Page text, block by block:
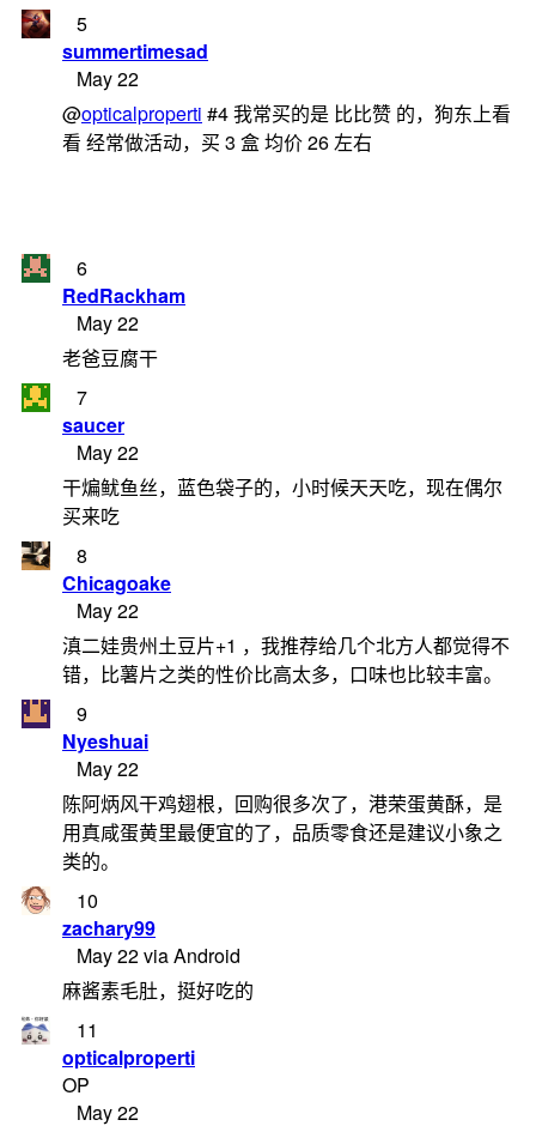
5
summertimesad
May 22
@opticalproperti #4 我常买的是 比比赞 的，狗东上看
看 经常做活动，买 3 盒 均价 26 左右
6
RedRackham
May 22
老爸豆腐干
7
saucer
May 22
干煸鱿鱼丝，蓝色袋子的，小时候天天吃，现在偶尔
买来吃
8
Chicagoake
May 22
滇二娃贵州土豆片+1 ，我推荐给几个北方人都觉得不
错，比薯片之类的性价比高太多，口味也比较丰富。
9
Nyeshuai
May 22
陈阿炳风干鸡翅根，回购很多次了，港荣蛋黄酥，是
用真咸蛋黄里最便宜的了，品质零食还是建议小象之
类的。
10
zachary99
May 22 via Android
麻酱素毛肚，挺好吃的
11
opticalproperti
OP
May 22